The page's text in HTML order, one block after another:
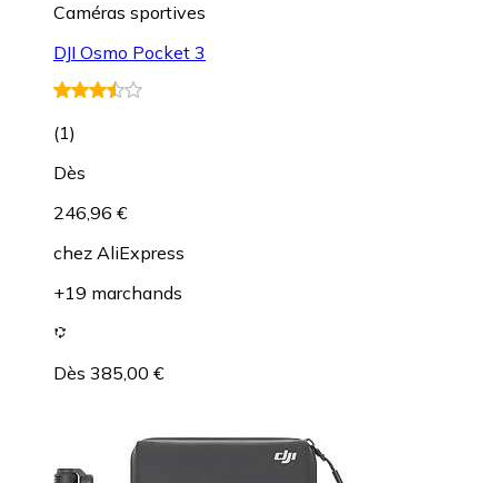
Caméras sportives
DJI Osmo Pocket 3
(1)
Dès
246,96 €
chez AliExpress
+19 marchands
Dès 385,00 €